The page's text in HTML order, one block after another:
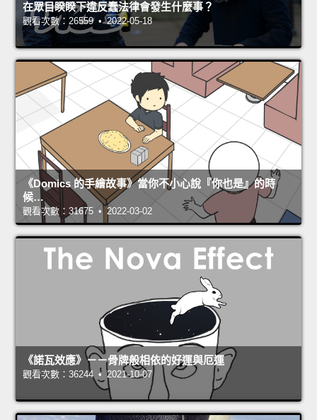
在眾目睽睽下違反蠢法律會發生什麼事？
觀看次數：26559 • 2022-05-18
《Domics 的手繪故事》當你不小心說『你也是』的時
候…
觀看次數：31675 • 2022-03-02
《諾瓦效應》－－骨牌般相依的好運與厄運
觀看次數：36244 • 2021-10-07